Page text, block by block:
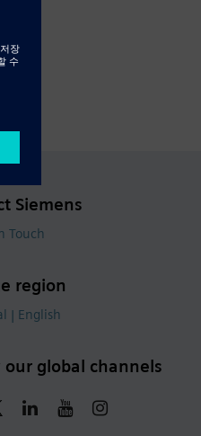
Siemens
Touch
region
| English
our global channels